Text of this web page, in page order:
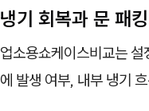
냉기 회복과 문 패킹
업소용쇼케이스비교는
에 발생 여부, 내부 냉기